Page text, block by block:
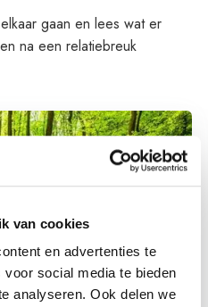
van cookies
en advertenties te
social media te bieden
analyseren. Ook delen we
gaan en lees wat er
na een relatiebreuk